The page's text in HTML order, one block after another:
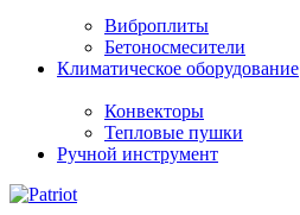
Виброплиты
Бетоносмесители
Климатическое оборудование
Конвекторы
Тепловые пушки
Ручной инструмент